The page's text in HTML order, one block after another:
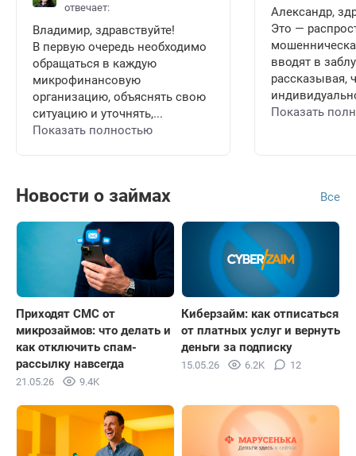
отвечает:
Владимир, здравствуйте!
В первую очередь необходимо
обращаться в каждую
микрофинансовую
организацию, объяснять свою
ситуацию и уточнять,...
Показать полностью
Александр,
Это —
вводят в
рассказывая,
Показать
Новости о займах Все
Приходят СМС от
микрозаймов: что делать и
как отключить спам-
рассылку навсегда
21.05.26 9.4K
Киберзайм: как отписаться
от платных услуг и вернуть
деньги за подписку
15.05.26 6.2K 12